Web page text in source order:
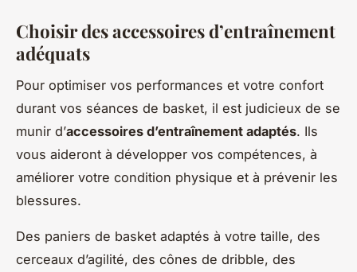
Choisir des accessoires d’entraînement
adéquats
Pour optimiser vos performances et votre confort
durant vos séances de basket, il est judicieux de se
munir d’accessoires d’entraînement adaptés. Ils
vous aideront à développer vos compétences, à
améliorer votre condition physique et à prévenir les
blessures.
Des paniers de basket adaptés à votre taille, des
cerceaux d’agilité, des cônes de dribble, des